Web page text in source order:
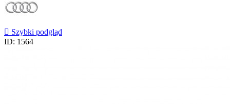
 Szybki podgląd
ID: 1564